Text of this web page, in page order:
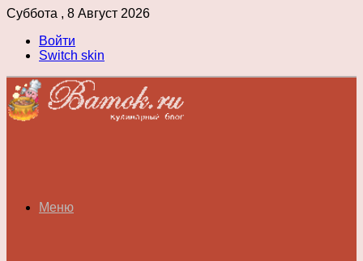
Суббота , 8 Август 2026
Войти
Switch skin
Меню